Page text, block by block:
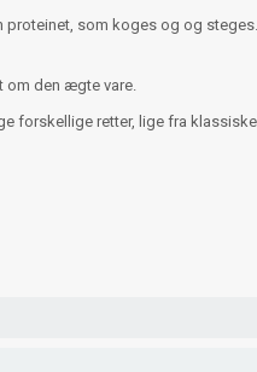
som koges og og
om den ægte vare.
forskellige retter, lige fra